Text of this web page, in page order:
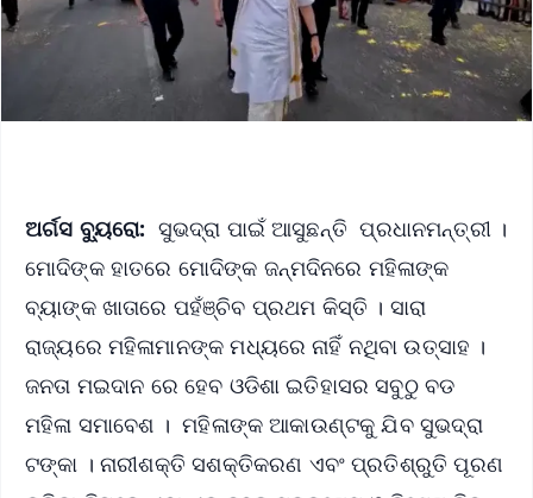
ଅର୍ଗସ ବ୍ୟୁରୋ: ସୁଭଦ୍ରା ପାଇଁ ଆସୁଛନ୍ତି ପ୍ରଧାନମନ୍ତ୍ରୀ ।
ମୋଦିଙ୍କ ହାତରେ ମୋଦିଙ୍କ ଜନ୍ମଦିନରେ ମହିଳାଙ୍କ
ବ୍ୟାଙ୍କ ଖାତାରେ ପହଁଞ୍ଚିବ ପ୍ରଥମ କିସ୍ତି । ସାରା
ରାଜ୍ୟରେ ମହିଳାମାନଙ୍କ ମଧ୍ୟରେ ନାହିଁ ନଥିବା ଉତ୍ସାହ ।
ଜନତା ମଇଦାନ ରେ ହେବ ଓଡିଶା ଇତିହାସର ସବୁଠୁ ବଡ
ମହିଳା ସମାବେଶ । ମହିଳାଙ୍କ ଆକାଉଣ୍ଟକୁ ଯିବ ସୁଭଦ୍ରା
ଟଙ୍କା । ନାରୀଶକ୍ତି ସଶକ୍ତିକରଣ ଏବଂ ପ୍ରତିଶ୍ରୁତି ପୂରଣ